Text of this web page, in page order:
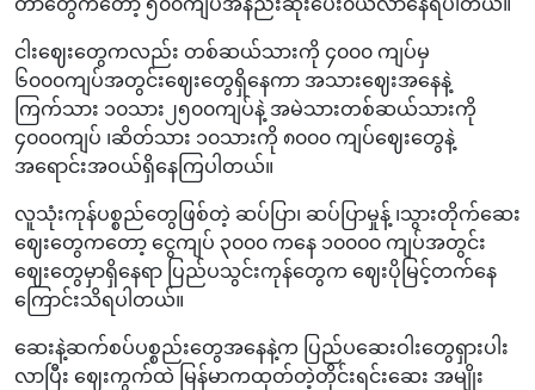
ငါးဈေးတွေကလည်း တစ်ဆယ်သားကို ၄၀၀၀ ကျပ်မှ
၆၀၀၀ကျပ်အတွင်းဈေးတွေရှိနေကာ အသားဈေးအနေနဲ့
ကြက်သား ၁၀သား၂၅၀၀ကျပ်နဲ့ အမဲသားတစ်ဆယ်သားကို
၄၀၀၀ကျပ် ၊ဆိတ်သား ၁၀သားကို ၈၀၀၀ ကျပ်ဈေးတွေနဲ့
အရောင်းအဝယ်ရှိနေကြပါတယ်။
လူသုံးကုန်ပစ္စည်တွေဖြစ်တဲ့ ဆပ်ပြာ၊ ဆပ်ပြာမှုန့် ၊သွားတိုက်ဆေး
ဈေးတွေကတော့ ငွေကျပ် ၃၀၀၀ ကနေ ၁၀၀၀၀ ကျပ်အတွင်း
ဈေးတွေမှာရှိနေရာ ပြည်ပသွင်းကုန်တွေက ဈေးပိုမြင့်တက်နေ
ကြောင်းသိရပါတယ်။
ဆေးနဲ့ဆက်စပ်ပစ္စည်းတွေအနေနဲ့က ပြည်ပဆေးဝါးတွေရှားပါး
လာပြီး ဈေးကွက်ထဲ မြန်မာကထုတ်တဲ့တိုင်းရင်းဆေး အမျိုး